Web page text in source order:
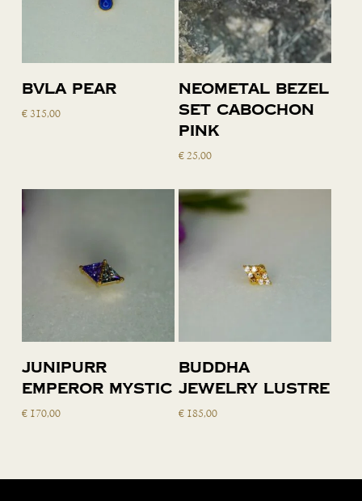
BVLA Pear
€315,00
Toevoegen
aan
Neometal bezel
set cabochon
pink
€25,00
Toevoegen
aan
Junipurr
Emperor Mystic
€170,00
Toevoegen
aan
Buddha
Jewelry Lustre
€ 185,00